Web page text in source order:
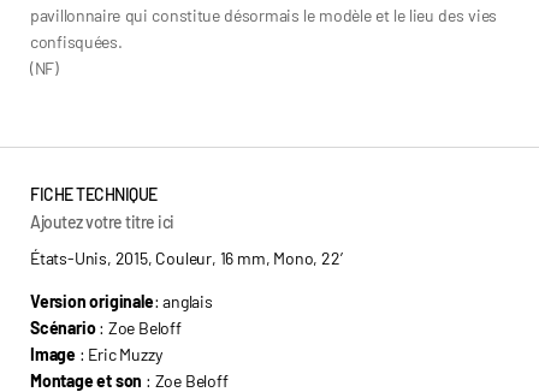
pavillonnaire qui constitue désormais le modèle et le lieu des vies
confisquées.
(NF)
FICHE TECHNIQUE
Ajoutez votre titre ici
États-Unis, 2015, Couleur, 16 mm, Mono, 22’
Version originale: anglais
Scénario: Zoe Beloff
Image : Eric Muzzy
Montage et son : Zoe Beloff